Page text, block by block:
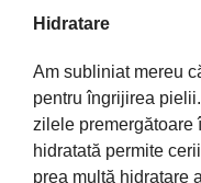
Hidratare
Am subliniat mereu
pentru îngrijirea
zilele premergătoare
hidratată permite
prea multă hidratare